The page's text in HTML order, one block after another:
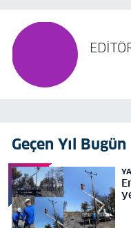
Geçen Yıl Bugün